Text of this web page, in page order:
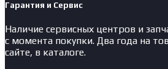
Гарантия и Сервис
Наличие сервисных центров и
с момента покупки. Два года на
сайте, в каталоге.